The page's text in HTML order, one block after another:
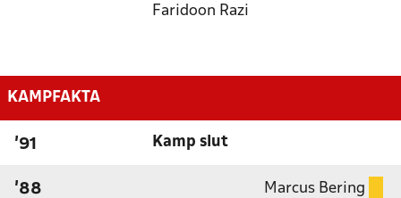
Faridoon Razi
KAMPFAKTA
'91 Kamp slut
'88 Marcus Bering